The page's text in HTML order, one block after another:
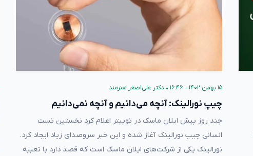
۱۵ بهمن ۱۴۰۲ – ۱۶:۴۶ • دکتر علی‌اصغر هنرمند
چیپ نورالینک: آنچه می‌دانیم و آنچه نمی‌دانیم
چند روز پیش ایلان ماسک در توییتر اعلام کرد نخستین تست
انسانی چیپ نورالینک آغاز شده و این خبر سروصدای زیاد ایجاد کرد.
نورالینک یکی از شرکت‌های ایلان ماسک است که قصد دارد با تعبیه